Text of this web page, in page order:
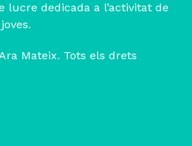
lucre dedicada a l’activitat de
Mateix. Tots els drets